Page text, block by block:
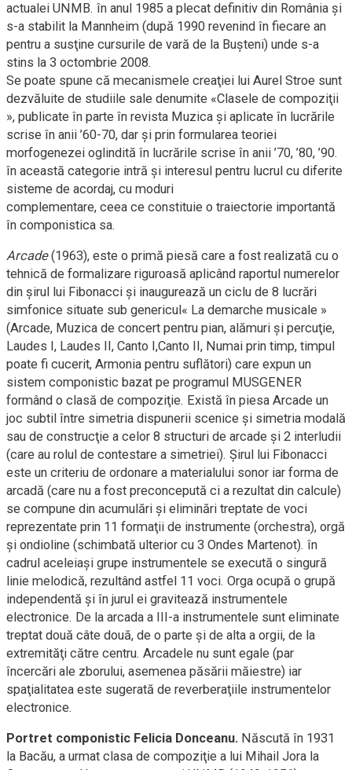
actualei UNMB. în anul 1985 a plecat definitiv din România şi
s-a stabilit la Mannheim (după 1990 revenind în fiecare an
pentru a susţine cursurile de vară de la Buşteni) unde s-a
stins la 3 octombrie 2008.
Se poate spune că mecanismele creaţiei lui Aurel Stroe sunt
dezvăluite de studiile sale denumite «Clasele de compoziţii
», publicate în parte în revista Muzica şi aplicate în lucrările
scrise în anii ’60-70, dar şi prin formularea teoriei
morfogenezei oglindită în lucrările scrise în anii ’70, ’80, ’90.
în această categorie intră şi interesul pentru lucrul cu diferite
sisteme de acordaj, cu moduri
complementare, ceea ce constituie o traiectorie importantă
în componistica sa.
Arcade(1963), este o primă piesă care a fost realizată cu o
tehnică de formalizare riguroasă aplicând raportul numerelor
din şirul lui Fibonacci şi inaugurează un ciclu de 8 lucrări
simfonice situate sub genericul« La demarche musicale »
(Arcade, Muzica de concert pentru pian, alămuri şi percuţie,
Laudes I, Laudes II, Canto I,Canto II, Numai prin timp, timpul
poate fi cucerit, Armonia pentru suflători) care expun un
sistem componistic bazat pe programul MUSGENER
formând o clasă de compoziţie. Există în piesa Arcade un
joc subtil între simetria dispunerii scenice şi simetria modală
sau de construcţie a celor 8 structuri de arcade şi 2 interludii
(care au rolul de contestare a simetriei). Şirul lui Fibonacci
este un criteriu de ordonare a materialului sonor iar forma de
arcadă (care nu a fost preconcepută ci a rezultat din calcule)
se compune din acumulări şi eliminări treptate de voci
reprezentate prin 11 formaţii de instrumente (orchestra), orgă
şi ondioline (schimbată ulterior cu 3 Ondes Martenot). în
cadrul aceleiaşi grupe instrumentele se execută o singură
linie melodică, rezultând astfel 11 voci. Orga ocupă o grupă
independentă şi în jurul ei gravitează instrumentele
electronice. De la arcada a III-a instrumentele sunt eliminate
treptat două câte două, de o parte şi de alta a orgii, de la
extremităţi către centru. Arcadele nu sunt egale (par
încercări ale zborului, asemenea păsării măiestre) iar
spaţialitatea este sugerată de reverberaţiile instrumentelor
electronice.
Portret componistic Felicia Donceanu. Născută în 1931
la Bacău, a urmat clasa de compoziţie a lui Mihail Jora la